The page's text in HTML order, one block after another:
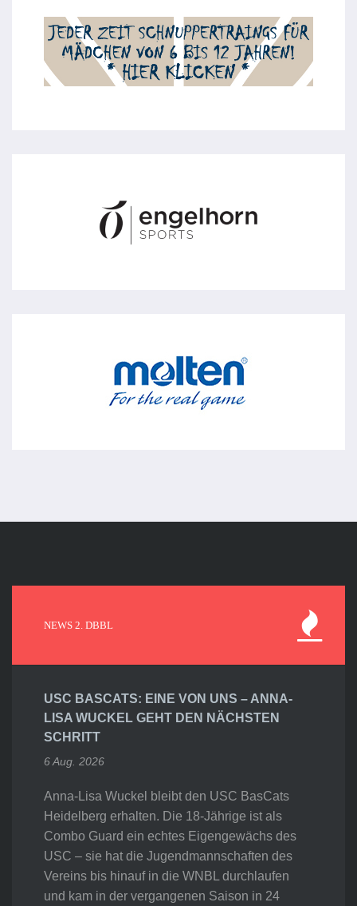
NEWS 2. DBBL
USC BASCATS: EINE VON UNS – ANNA-
LISA WUCKEL GEHT DEN NÄCHSTEN
SCHRITT
6 Aug. 2026
Anna-Lisa Wuckel bleibt den USC BasCats
Heidelberg erhalten. Die 18-Jährige ist als
Combo Guard ein echtes Eigengewächs des
USC – sie hat die Jugendmannschaften des
Vereins bis hinauf in die WNBL durchlaufen
und kam in der vergangenen Saison in 24